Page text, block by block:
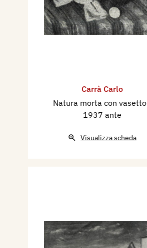
Carrà Carlo
Natura morta con vasetto
1937 ante
Visualizza scheda